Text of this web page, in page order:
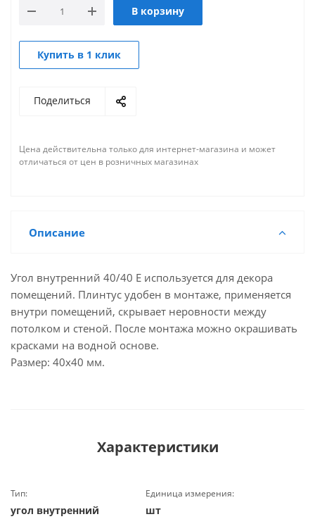
В корзину
Купить в 1 клик
Поделиться
Цена действительна только для интернет-магазина и может
отличаться от цен в розничных магазинах
Описание
Угол внутренний 40/40 E используется для декора
помещений. Плинтус удобен в монтаже, применяется
внутри помещений, скрывает неровности между
потолком и стеной. После монтажа можно окрашивать
красками на водной основе.
Размер: 40х40 мм.
Характеристики
Тип:
угол внутренний
Единица измерения:
шт